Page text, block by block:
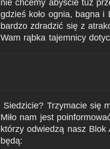
nie chcemy abyście tuż
gdzieś koło ognia, bagna
bardzo zdradzić się z
Wam rąbka tajemnicy
Siedzicie? Trzymacie się
Miło nam jest
którzy odwiedzą nasz
będą: